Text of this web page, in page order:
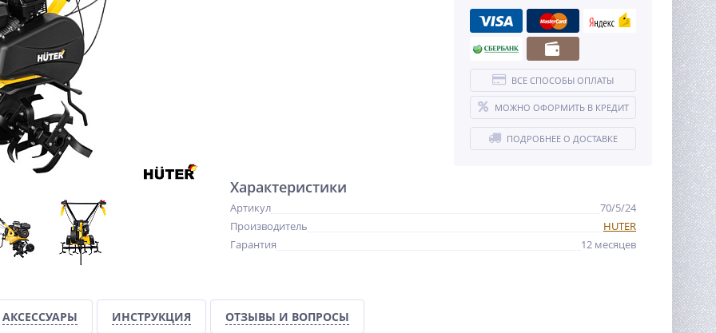
ВСЕ СПОСОБЫ ОПЛАТЫ
МОЖНО ОФОРМИТЬ В КРЕДИТ
ПОДРОБНЕЕ О ДОСТАВКЕ
Характеристики
Артикул
70/5/24
Производитель
HUTER
Гарантия
12 месяцев
АКСЕССУАРЫ ИНСТРУКЦИЯ ОТЗЫВЫ И ВОПРОСЫ